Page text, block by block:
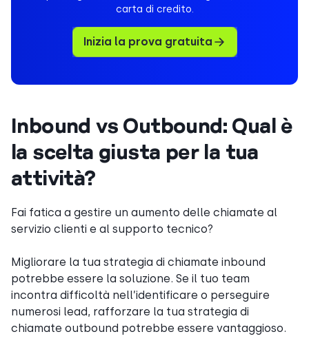
carta di credito.
Inizia la prova gratuita
Inbound vs Outbound: Qual è
la scelta giusta per la tua
attività?
Fai fatica a gestire un aumento delle chiamate al
servizio clienti e al supporto tecnico?
Migliorare la tua strategia di chiamate inbound
potrebbe essere la soluzione. Se il tuo team
incontra difficoltà nell’identificare o perseguire
numerosi lead, rafforzare la tua strategia di
chiamate outbound potrebbe essere vantaggioso.